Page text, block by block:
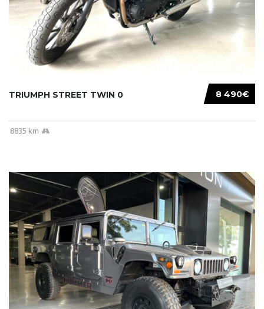
8 490€
TRIUMPH STREET TWIN 0
8835 km